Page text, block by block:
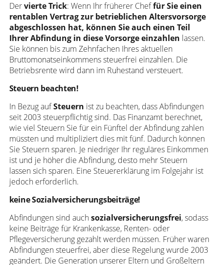
Dervierte Trick: Wenn Ihr früherer Cheffür Sie einen
rentablen Vertrag zur betrieblichen Altersvorsorge
abgeschlossen hat, können Sie auch einen Teil
Ihrer Abfindung in diese Vorsorge einzahlen lassen.
Sie können bis zum Zehnfachen Ihres aktuellen
Bruttomonatseinkommens steuerfrei einzahlen. Die
Betriebsrente wird dann im Ruhestand versteuert.
Steuern beachten!
In Bezug aufSteuern ist zu beachten, dass Abfindungen
seit 2003 steuerpflichtig sind. Das Finanzamt berechnet,
wie viel Steuern Sie für ein Fünftel der Abfindung zahlen
müssten und multipliziert dies mit fünf. Dadurch können
Sie Steuern sparen. Je niedriger Ihr reguläres Einkommen
ist und je höher die Abfindung, desto mehr Steuern
lassen sich sparen. Eine Steuererklärung im Folgejahr ist
jedoch erforderlich.
keine Sozialversicherungsbeiträge!
Abfindungen sind auchsozialversicherungsfrei, sodass
keine Beiträge für Krankenkasse, Renten- oder
Pflegeversicherung gezahlt werden müssen. Früher waren
Abfindungen steuerfrei, aber diese Regelung wurde 2003
geändert. Die Generation unserer Eltern und Großeltern